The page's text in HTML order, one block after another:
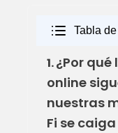
Tabla
1.¿Por
online
nuestras
Fi se